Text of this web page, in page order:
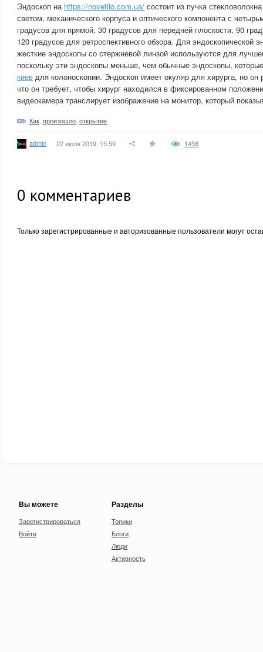
Эндоскоп на https://novetilo.com.ua/ состоит из пучка
светом, механического корпуса и оптического компонента с
градусов для прямой, 30 градусов для передней плоскости, 90
120 градусов для ретроспективного обзора. Для эндоскопической
жесткие эндоскопы со стержневой линзой используются для
поскольку эти эндоскопы меньше, чем обычные эндоскопы,
киев для колоноскопии. Эндоскоп имеет окуляр для хирурга, но он
что он требует, чтобы хирург находился в фиксированном
видеокамера транслирует изображение на монитор, который
Как произошло открытие
admin 22 июля 2019, 15:59 1458
0 комментариев
Только зарегистрированные и авторизованные пользователи могут
Вы можете
Зарегистрироваться
Войти
Разделы
Топики
Блоги
Люди
Активность